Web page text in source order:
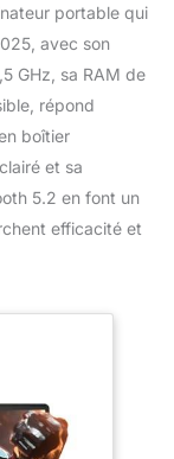
portable qui
avec son
GHz, sa RAM de
répond
boîtier
et sa
5.2 en font un
efficacité et